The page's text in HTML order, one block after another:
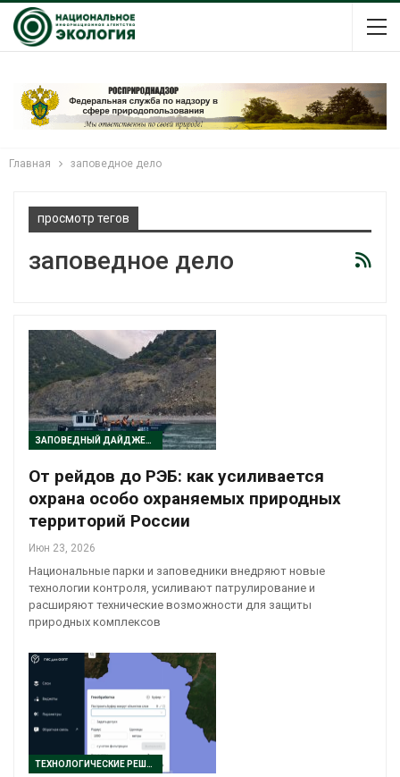
Главная заповедное дело
просмотр тегов
заповедное дело
ЗАПОВЕДНЫЙ ДАЙДЖЕСТ
От рейдов до РЭБ: как усиливается
охрана особо охраняемых природных
территорий России
Июн 23, 2026
Национальные парки и заповедники внедряют новые
технологии контроля, усиливают патрулирование и
расширяют технические возможности для защиты
природных комплексов
ТЕХНОЛОГИЧЕСКИЕ РЕШЕНИЯ